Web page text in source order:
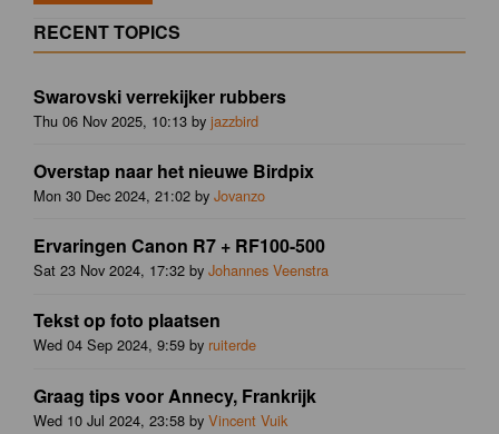
RECENT TOPICS
Swarovski verrekijker rubbers
Thu 06 Nov 2025, 10:13 by jazzbird
Overstap naar het nieuwe Birdpix
Mon 30 Dec 2024, 21:02 by Jovanzo
Ervaringen Canon R7 + RF100-500
Sat 23 Nov 2024, 17:32 by Johannes Veenstra
Tekst op foto plaatsen
Wed 04 Sep 2024, 9:59 by ruiterde
Graag tips voor Annecy, Frankrijk
Wed 10 Jul 2024, 23:58 by Vincent Vuik